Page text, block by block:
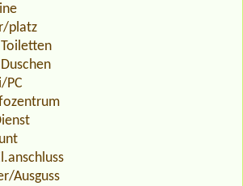
platz
PC
Ausguss